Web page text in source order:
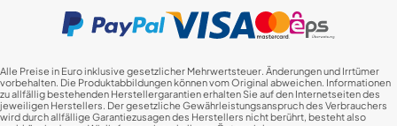
Alle Preise in Euro inklusive gesetzlicher Mehrwertsteuer. Änderungen und Irrtümer
vorbehalten. Die Produktabbildungen können vom Original abweichen. Informationen
zu allfällig bestehenden Herstellergarantien erhalten Sie auf den Internetseiten des
jeweiligen Herstellers. Der gesetzliche Gewährleistungsanspruch des Verbrauchers
wird durch allfällige Garantiezusagen des Herstellers nicht berührt, besteht also